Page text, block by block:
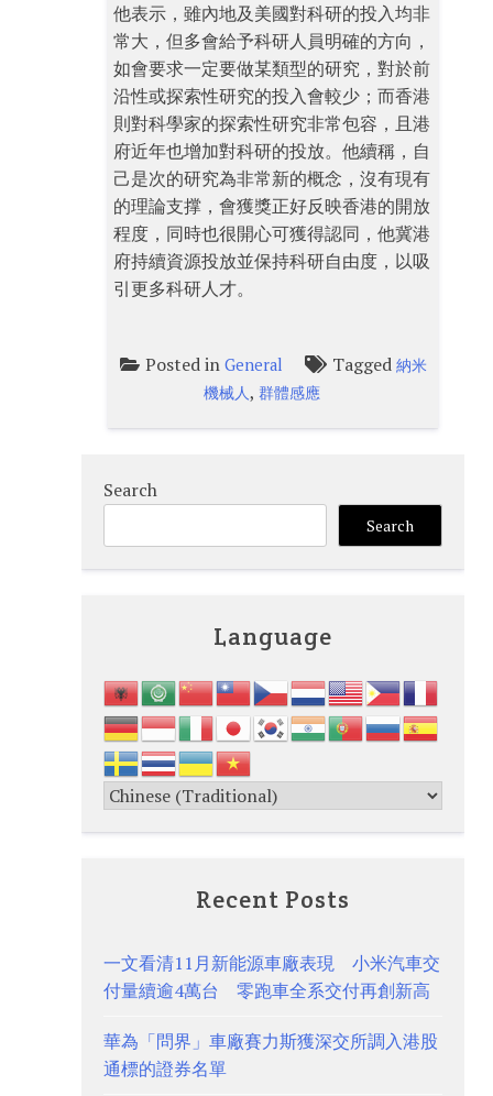
他表示，雖內地及美國對科研的投入均非
常大，但多會給予科研人員明確的方向，
如會要求一定要做某類型的研究，對於前
沿性或探索性研究的投入會較少；而香港
則對科學家的探索性研究非常包容，且港
府近年也增加對科研的投放。他續稱，自
己是次的研究為非常新的概念，沒有現有
的理論支撑，會獲獎正好反映香港的開放
程度，同時也很開心可獲得認同，他冀港
府持續資源投放並保持科研自由度，以吸
引更多科研人才。
Posted in General Tagged 納米
機械人,群體感應
Search
Search
Language
Recent Posts
一文看清11月新能源車廠表現 小米汽車交
付量續逾4萬台 零跑車全系交付再創新高
華為「問界」車廠賽力斯獲深交所調入港股
通標的證券名單